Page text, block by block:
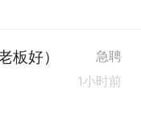
板好） 急聘
1小时前